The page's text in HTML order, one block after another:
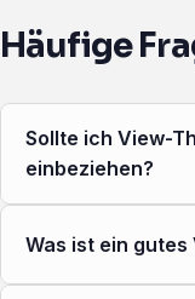
Häufige
Sollte ich View-
einbeziehen?
Was ist ein